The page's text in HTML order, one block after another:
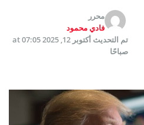
محرر
فادي محمود
تم التحديث
أكتوبر 12, 2025 at 07:05
صباحًا